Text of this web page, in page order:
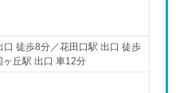
徒歩8分／花田口駅 出口 徒歩
丘駅 出口 車12分